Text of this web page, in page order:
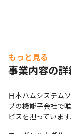
もっと見る
事業内容の
日本ハムシステム
プの機能子会社で
ビスを担っています